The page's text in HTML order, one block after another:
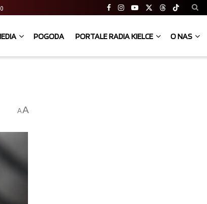
20
POGODA PORTALE RADIA KIELCE O NAS
AA